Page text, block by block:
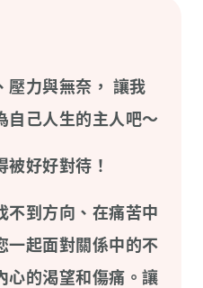
壓力與無奈， 讓我
自己人生的主人吧～
被好好對待！
不到方向、在痛苦中
一起面對關係中的不
心的渴望和傷痛。讓